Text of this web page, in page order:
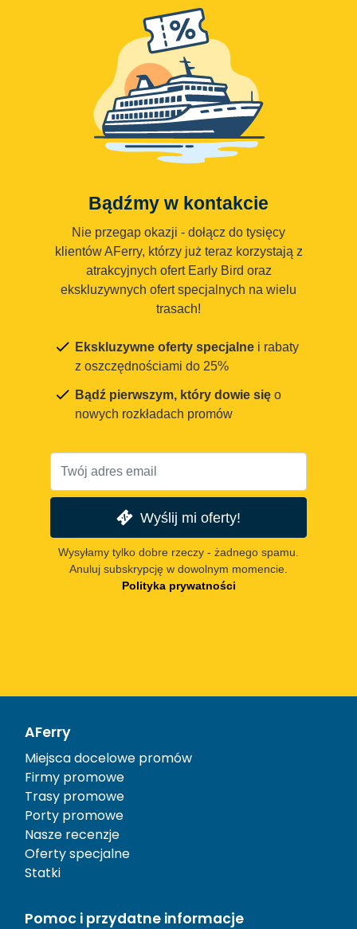
Bądźmy w kontakcie
Nie przegap okazji - dołącz do tysięcy
klientów AFerry, którzy już teraz korzystają z
atrakcyjnych ofert Early Bird oraz
ekskluzywnych ofert specjalnych na wielu
trasach!
Ekskluzywne oferty specjalne i rabaty
z oszczędnościami do 25%
Bądź pierwszym, który dowie się o
nowych rozkładach promów
Wyślij mi oferty!
Wysyłamy tylko dobre rzeczy - żadnego spamu.
Anuluj subskrypcję w dowolnym momencie.
Polityka prywatności
AFerry
Miejsca docelowe promów
Firmy promowe
Trasy promowe
Porty promowe
Nasze recenzje
Oferty specjalne
Statki
Pomoc i przydatne informacje